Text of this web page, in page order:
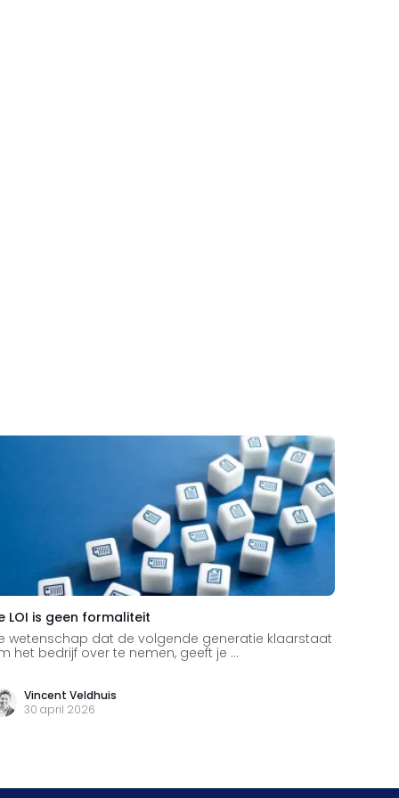
LOI is geen formaliteit
wetenschap dat de volgende generatie klaarstaat
het bedrijf over te nemen, geeft je ...
Vincent Veldhuis
30 april 2026